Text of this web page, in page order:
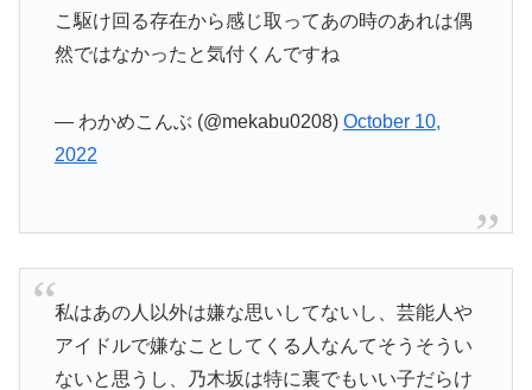
こ駆け回る存在から感じ取ってあの時のあれは偶
然ではなかったと気付くんですね
— わかめこんぶ (@mekabu0208) October 10,
2022
私はあの人以外は嫌な思いしてないし、芸能人や
アイドルで嫌なことしてくる人なんてそうそうい
ないと思うし、乃木坂は特に裏でもいい子だらけ